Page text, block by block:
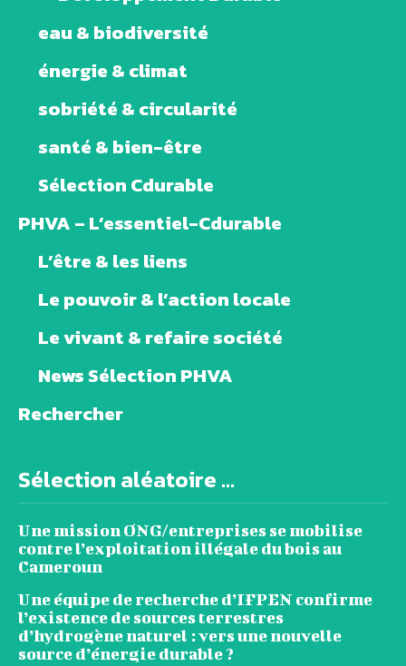
eau & biodiversité
énergie & climat
sobriété & circularité
santé & bien-être
Sélection Cdurable
PHVA – L’essentiel-Cdurable
L’être & les liens
Le pouvoir & l’action locale
Le vivant & refaire société
News Sélection PHVA
Rechercher
Sélection aléatoire ...
Une mission ONG/entreprises se mobilise
contre l’exploitation illégale du bois au
Cameroun
Une équipe de recherche d’IFPEN confirme
l’existence de sources terrestres
d’hydrogène naturel : vers une nouvelle
source d’énergie durable ?